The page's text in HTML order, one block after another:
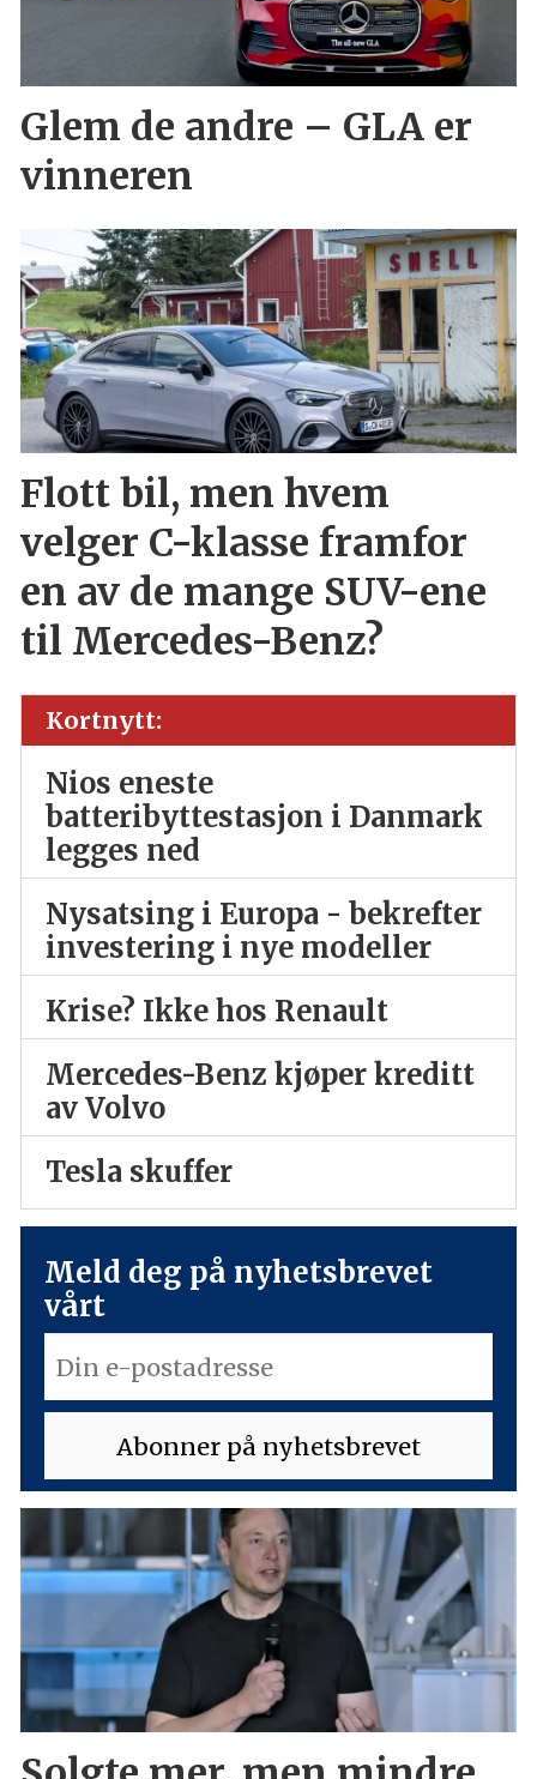
Glem de andre – GLA er
vinneren
Flott bil, men hvem
velger C-klasse framfor
en av de mange SUV-ene
til Mercedes-Benz?
Kortnytt:
Nios eneste
batteribyttestasjon i Danmark
legges ned
Nysatsing i Europa - bekrefter
investering i nye modeller
Krise? Ikke hos Renault
Mercedes-Benz kjøper kreditt
av Volvo
Tesla skuffer
Meld deg på nyhetsbrevet
vårt